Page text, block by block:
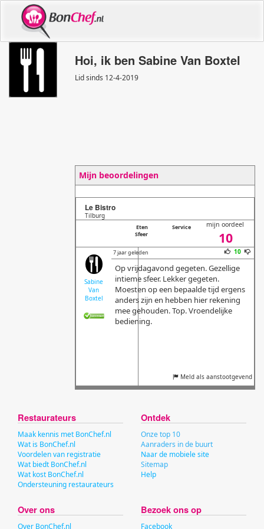
Hoi, ik ben Sabine Van Boxtel
Lid sinds 12-4-2019
Mijn beoordelingen
Le Bistro
Tilburg
Eten
Service
Sfeer
mijn oordeel
10
Sabine
Van
Boxtel
7 jaar geleden 10
Op vrijdagavond gegeten. Gezellige
intieme sfeer. Lekker gegeten.
Moesten op een bepaalde tijd ergens
anders zijn en hebben hier rekening
mee gehouden. Top. Vroendelijke
bediening.
Meld als aanstootgevend
Restaurateurs
Maak kennis met BonChef.nl
Wat is BonChef.nl
Voordelen van registratie
Wat biedt BonChef.nl
Wat kost BonChef.nl
Ondersteuning restaurateurs
Ontdek
Onze top 10
Aanraders in de buurt
Naar de mobiele site
Sitemap
Help
Over ons
Over BonChef.nl
Bezoek ons op
Facebook